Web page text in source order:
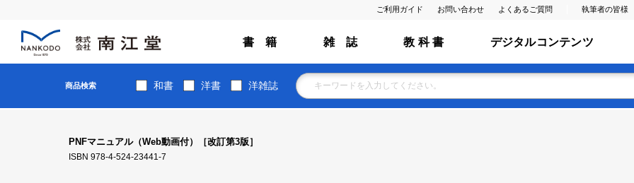
ご利用ガイド お問い合わせ よくあるご質問 執筆者の皆様
書 籍 雑 誌 教 科 書 デジタルコンテンツ
商品検索 和書 洋書 洋雑誌
PNFマニュアル（Web動画付）［改訂第3版］
ISBN 978-4-524-23441-7